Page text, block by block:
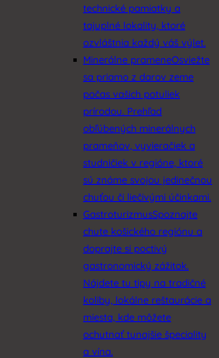
technické pamiatky a
tajuplné lokality, ktoré
ozvláštnia každý váš výlet.
Minerálne prameneOsviežte
sa priamo z darov zeme
počas vašich potuliek
prírodou. Prehľad
obľúbených minerálnych
prameňov, vyvieračiek a
studničiek v regióne, ktoré
sú známe svojou jedinečnou
chuťou či liečivými účinkami.
GastroturizmusSpoznajte
chute košického regiónu a
doprajte si poctivý
gastronomický zážitok.
Nájdete tu tipy na tradičné
koliby, lokálne reštaurácie a
miesta, kde môžete
ochutnať tunajšie špeciality
a vína.